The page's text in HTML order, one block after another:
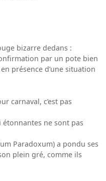
bizarre dedans :
par un pote bien
présence d’une situation
carnaval, c’est pas
étonnantes ne sont pas
Paradoxum) a pondu ses
plein gré, comme ils